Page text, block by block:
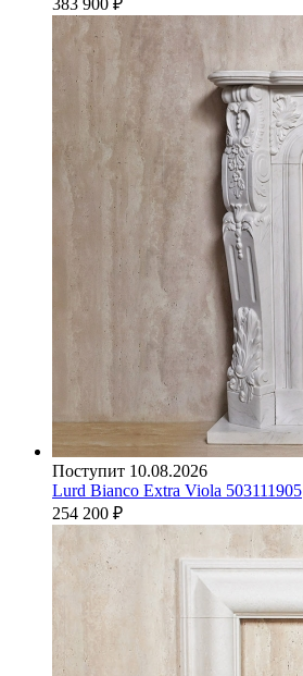
Поступит 10.08.2026
Lurd Bianco Extra Viola 503111905
254 200 ₽